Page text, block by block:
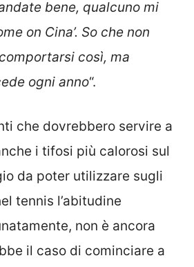
bene, qualcuno mi
on Cina’. So che non
così, ma
ogni anno“.
che dovrebbero servire a
i tifosi più calorosi sul
da poter utilizzare sugli
tennis l’abitudine
non è ancora
il caso di cominciare a